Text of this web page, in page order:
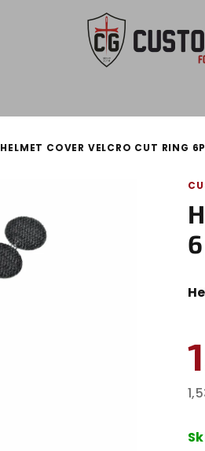
HELMET COVER VELCRO CUT RING